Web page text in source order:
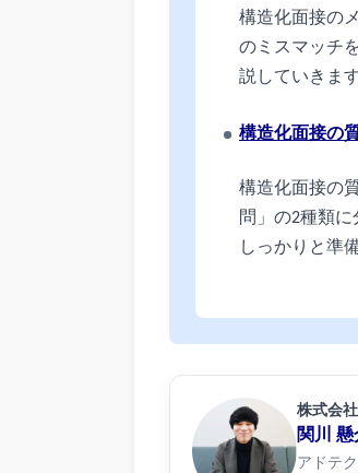
構造化面接の
のミスマッチ
説していきます
構造化面接の
構造化面接の
問」の2種類
しっかりと準
株式会
関川 懸
アドテ